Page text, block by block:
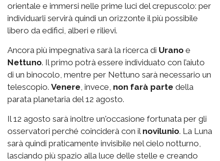
orientale e immersi nelle prime luci del crepuscolo: per
individuarli servirà quindi un orizzonte il più possibile
libero da edifici, alberi e rilievi.
Ancora più impegnativa sarà la ricerca di Urano e
Nettuno. Il primo potrà essere individuato con l’aiuto
di un binocolo, mentre per Nettuno sarà necessario un
telescopio. Venere , invece, non farà parte della
parata planetaria del 12 agosto.
Il 12 agosto sarà inoltre un'occasione fortunata per gli
osservatori perché coinciderà con il novilunio. La Luna
sarà quindi praticamente invisibile nel cielo notturno,
lasciando più spazio alla luce delle stelle e creando